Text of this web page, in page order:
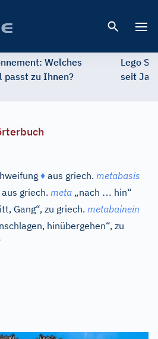
Welches
passt zu Ihnen?
Lego
seit
♦ aus griech. metabasis
griech. meta „nach … hin“
Gang“, zu griech. metabainein
hinübergehen“, zu